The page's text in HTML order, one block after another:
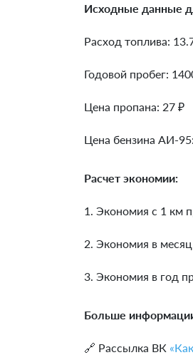
Исходные данные
Расход топлива:
Годовой пробег:
Цена пропана: 27 ₽
Цена бензина АИ-
Расчет экономии:
1. Экономия с 1 км
2. Экономия в
3. Экономия в год
Больше
🔗 Рассылка ВК